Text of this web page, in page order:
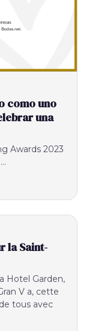
como uno
una
Awards 2023
la Saint-
Hotel Garden,
V a, cette
tous avec